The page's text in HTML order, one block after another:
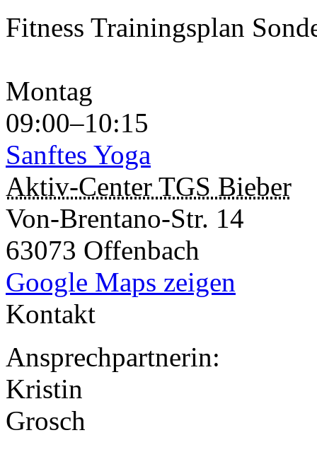
Fitness Trainingsplan
Montag
09:00–10:15
Sanftes Yoga
Aktiv-Center TGS Bieber
Von-Brentano-Str. 14
63073 Offenbach
Google Maps zeigen
Kontakt
Ansprechpartnerin:
Kristin
Grosch